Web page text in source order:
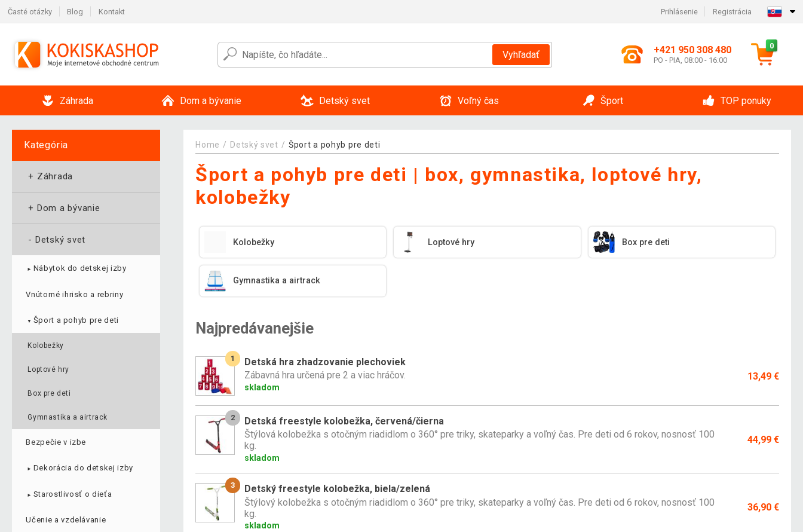
Časté otázky Blog Kontakt Prihlásenie Registrácia
Vyhľadať +421 950 308 480
PO - PIA, 08:00 - 16:00
0
Záhrada Dom a bývanie Detský svet Voľný čas Šport TOP ponuky
Kategória
+ Záhrada
+ Dom a bývanie
- Detský svet
► Nábytok do detskej izby
Vnútorné ihrisko a rebriny
▼ Šport a pohyb pre deti
Kolobežky
Loptové hry
Box pre deti
Gymnastika a airtrack
Bezpečie v izbe
► Dekorácia do detskej izby
► Starostlivosť o dieťa
Učenie a vzdelávanie
Home Detský svet Šport a pohyb pre deti
Šport a pohyb pre deti | box, gymnastika, loptové hry,
kolobežky
Kolobežky Loptové hry Box pre deti
Gymnastika a airtrack
Najpredávanejšie
1
Detská hra zhadzovanie plechoviek
Zábavná hra určená pre 2 a viac hráčov.
skladom
13,49 €
2
Detská freestyle kolobežka, červená/čierna
Štýlová kolobežka s otočným riadidlom o 360° pre triky, skateparky a voľný čas. Pre deti od 6 rokov, nosnosť 100
kg.
skladom
44,99 €
3
Detský freestyle kolobežka, biela/zelená
Štýlový kolobežka s otočným riadidlom o 360° pre triky, skateparky a voľný čas. Pre deti od 6 rokov, nosnosť 100
kg.
skladom
36,90 €